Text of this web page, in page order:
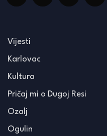
Vijesti
Karlovac
Kultura
Pričaj mi o Dugoj Resi
Ozalj
Ogulin